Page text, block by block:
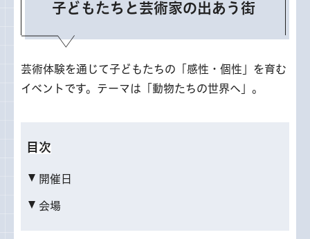
子どもたちと芸術家の出あう街
芸術体験を通じて子どもたちの「感性・個性」を育む
イベントです。テーマは「動物たちの世界へ」。
目次
開催日
会場